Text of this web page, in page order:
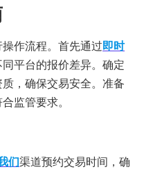
作流程。首先通过即时
平台的报价差异。确定
，确保交易安全。准备
监管要求。
们渠道预约交易时间，确